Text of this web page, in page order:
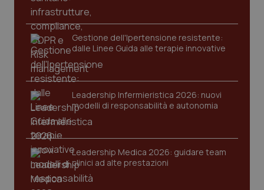
Gestione dell'Ipertensione resistente:
dalle Linee Guida alle terapie innovative
Leadership Infermieristica 2026: nuovi
modelli di responsabilità e autonomia
Leadership Medica 2026: guidare team
clinici ad alte prestazioni
CookieScriptConsent